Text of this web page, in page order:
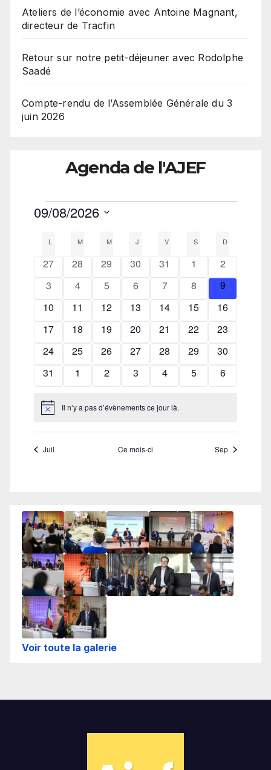
Ateliers de l’économie avec Antoine Magnant,
directeur de Tracfin
Retour sur notre petit-déjeuner avec Rodolphe
Saadé
Compte-rendu de l’Assemblée Générale du 3
juin 2026
Agenda de l'AJEF
Voir toute la galerie